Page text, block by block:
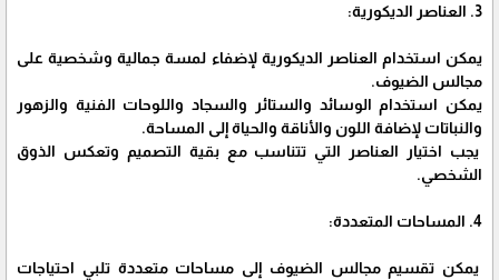
3. العناصر الديكورية:
يمكن استخدام العناصر الديكورية لإضفاء لمسة جمالية وشخصية على
مجالس الضيوف.
يمكن استخدام الوسائد والستائر والسجاد واللوحات الفنية والزهور
والنباتات لإضافة اللون والأناقة والحياة إلى المساحة.
يجب اختيار العناصر التي تتناسب مع بقية التصميم وتعكس الذوق
الشخصي.
4. المساحات المتعددة:
يمكن تقسيم مجالس الضيوف إلى مساحات متعددة تلبي احتياجات